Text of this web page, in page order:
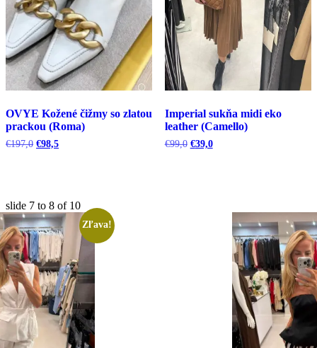
OVYE Kožené čižmy so zlatou
prackou (Roma)
€197,0 Pôvodná
€98,5Aktuálna
Imperial sukňa midi eko
leather (Camello)
€99,0 Pôvodná
€39,0Aktuálna
slide 7 to 8 of 10
Zľava!